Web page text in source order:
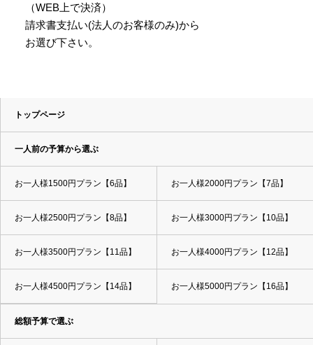
（WEB上で決済）
請求書支払い(法人のお客様のみ)から
お選び下さい。
トップページ
一人前の予算から選ぶ
お一人様1500円プラン【6品】 お一人様2000円プラン【7品】
お一人様2500円プラン【8品】 お一人様3000円プラン【10品】
お一人様3500円プラン【11品】 お一人様4000円プラン【12品】
お一人様4500円プラン【14品】 お一人様5000円プラン【16品】
総額予算で選ぶ